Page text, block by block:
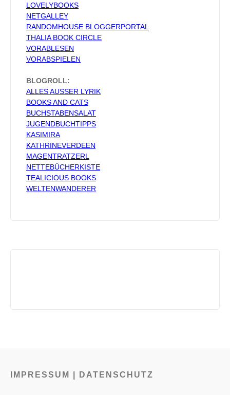
LOVELYBOOKS
NETGALLEY
RANDOMHOUSE BLOGGERPORTAL
THALIA BOOK CIRCLE
VORABLESEN
VORABSPIELEN
BLOGROLL:
ALLES AUSSER LYRIK
BOOKS AND CATS
BUCHSTABENSALAT
JUGENDBUCHTIPPS
KASIMIRA
KATHRINEVERDEEN
MAGENTRATZERL
NETTEBÜCHERKISTE
TEALICIOUS BOOKS
WELTENWANDERER
IMPRESSUM | DATENSCHUTZ